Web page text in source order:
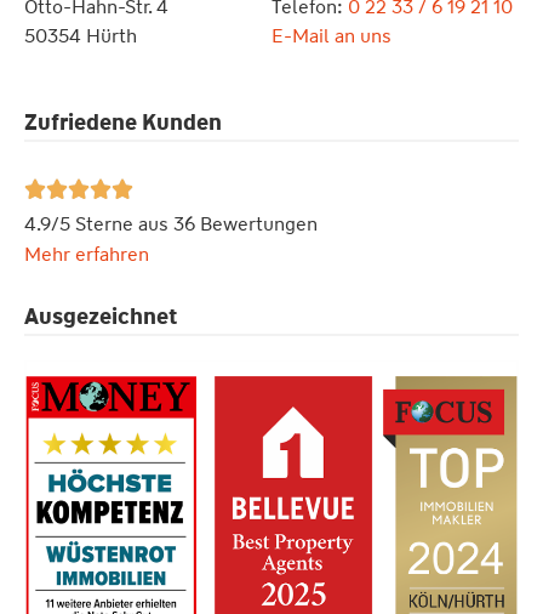
Otto-Hahn-Str. 4
50354 Hürth
Telefon: 0 22 33 / 6 19 21 10
E-Mail an uns
Zufriedene Kunden

4.9/5 Sterne aus 36 Bewertungen
Mehr erfahren
Ausgezeichnet